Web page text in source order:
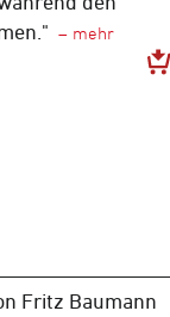
Fritz Baumann